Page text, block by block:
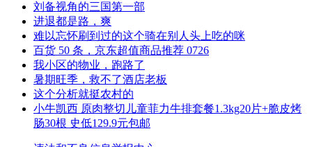
刘备视角的三国第一部
进退都是路，爽
难以忘怀刷到过的这个骑在别人头上吃的咪
百货 50 条，京东超值商品推荐 0726
我小区的物业，跑路了
暑期旺季，救不了酒店老板
这个分析就挺农村的
小牛凯西 原肉整切儿童菲力牛排套餐1.3kg20片+脆皮烤
肠30根 史低129.9元包邮